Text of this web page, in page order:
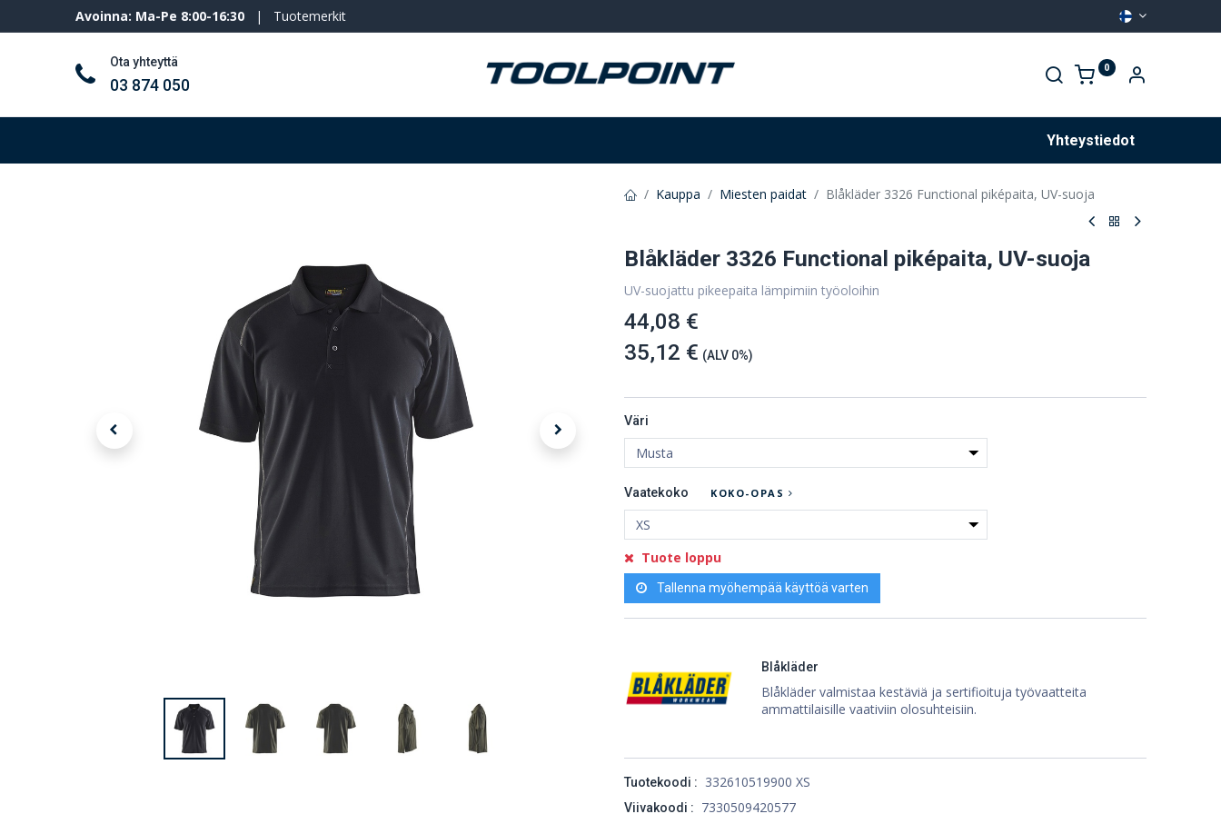
Avoinna: Ma-Pe 8:00-16:30 | Tuotemerkit
Ota yhteyttä
03 874 050
0
Yhteystiedot
Kauppa Miesten paidat Blåkläder 3326 Functional piképaita, UV-suoja
Blåkläder 3326 Functional piképaita, UV-suoja
UV-suojattu pikeepaita lämpimiin työoloihin
44,08 €
35,12 € (ALV 0%)
Väri
Vaatekoko KOKO-OPAS
Tuote loppu
Tallenna myöhempää käyttöä varten
Blåkläder
Blåkläder valmistaa kestäviä ja sertifioituja työvaatteita
ammattilaisille vaativiin olosuhteisiin.
Tuotekoodi : 332610519900 XS
Viivakoodi : 7330509420577